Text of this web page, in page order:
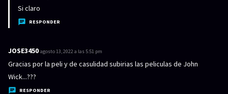
c
Si claro
RESPONDER
JOSE3450d
i
e
agosto 13, 2022 a las 5:51 pm
Gracias por la peli y de casulidad subirias las peliculas de John
Wick...???
RESPONDER